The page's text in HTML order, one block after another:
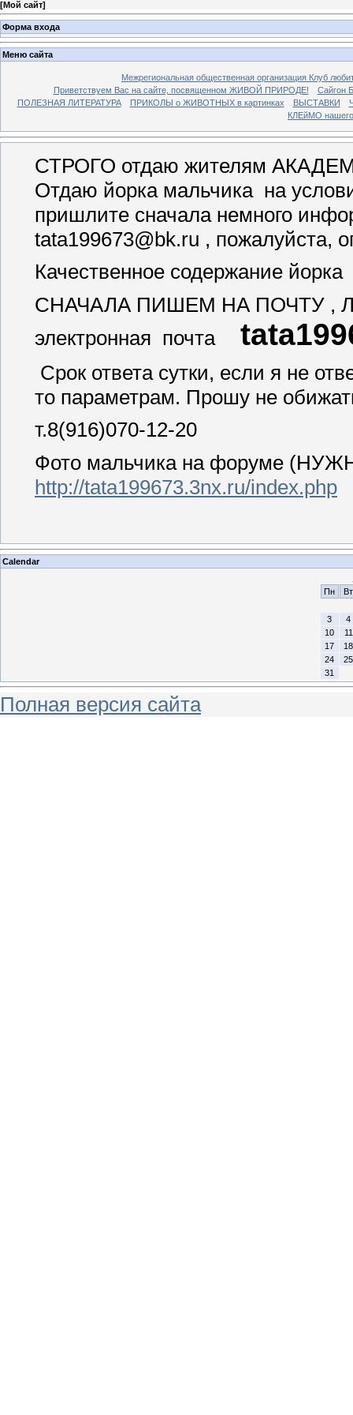
[Мой сайт]
Форма входа
Меню сайта
Межрегиональная общественная организация Клуб
Приветствуем Вас на сайте, посвященном ЖИВОЙ ПРИРОДЕ!
Сайгон
ПОЛЕЗНАЯ ЛИТЕРАТУРА
ПРИКОЛЫ о ЖИВОТНЫХ в картинках ВЫСТАВКИ
КЛЕйМО
СТРОГО отдаю жителям
Отдаю йорка мальчика на
пришлите сначала немного
tata199673@bk.ru , пожалуйста,
Качественное содержание
СНАЧАЛА ПИШЕМ НА ПОЧТУ
электронная почта
Срок ответа сутки, если я не
то параметрам. Прошу не
т.8(916)070-12-20
Фото мальчика на форуме
http://tata199673.3nx.ru/index.php
Calendar
Пн
Вт
3
4
10
11
17
18
24
25
31
Полная версия сайта